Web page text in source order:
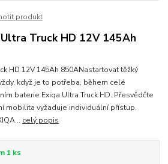
produkt
Truck HD 12V 145Ah
HD 12V 145Ah 850ANastartovat těžký
když je to potřeba, během celé
baterie Exiqa Ultra Truck HD. Přesvědčte
mobilita vyžaduje individuální přístup.
celý popis
1 ks